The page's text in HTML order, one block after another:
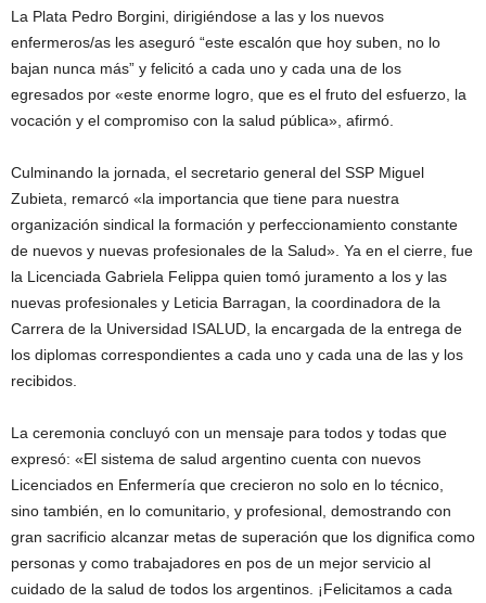
La Plata Pedro Borgini, dirigiéndose a las y los nuevos
enfermeros/as les aseguró “este escalón que hoy suben, no lo
bajan nunca más” y felicitó a cada uno y cada una de los
egresados por «este enorme logro, que es el fruto del esfuerzo, la
vocación y el compromiso con la salud pública», afirmó.
Culminando la jornada, el secretario general del SSP Miguel
Zubieta, remarcó «la importancia que tiene para nuestra
organización sindical la formación y perfeccionamiento constante
de nuevos y nuevas profesionales de la Salud». Ya en el cierre, fue
la Licenciada Gabriela Felippa quien tomó juramento a los y las
nuevas profesionales y Leticia Barragan, la coordinadora de la
Carrera de la Universidad ISALUD, la encargada de la entrega de
los diplomas correspondientes a cada uno y cada una de las y los
recibidos.
La ceremonia concluyó con un mensaje para todos y todas que
expresó: «El sistema de salud argentino cuenta con nuevos
Licenciados en Enfermería que crecieron no solo en lo técnico,
sino también, en lo comunitario, y profesional, demostrando con
gran sacrificio alcanzar metas de superación que los dignifica como
personas y como trabajadores en pos de un mejor servicio al
cuidado de la salud de todos los argentinos. ¡Felicitamos a cada